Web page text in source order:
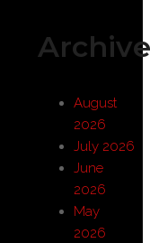
August
2026
July 2026
June
2026
May
2026